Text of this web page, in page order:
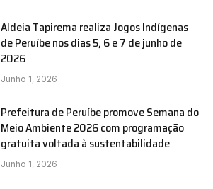
Aldeia Tapirema realiza Jogos Indígenas
de Peruíbe nos dias 5, 6 e 7 de junho de
2026
Junho 1, 2026
Prefeitura de Peruíbe promove Semana do
Meio Ambiente 2026 com programação
gratuita voltada à sustentabilidade
Junho 1, 2026